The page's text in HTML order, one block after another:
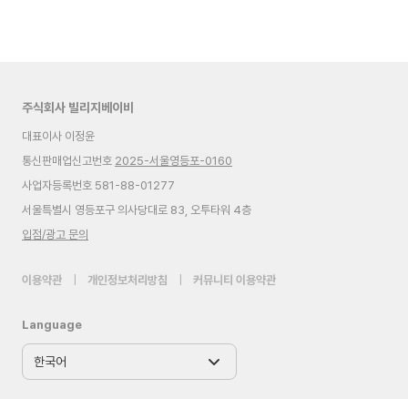
주식회사 빌리지베이비
대표이사 이정윤
통신판매업신고번호 2025-서울영등포-0160
사업자등록번호 581-88-01277
서울특별시 영등포구 의사당대로 83, 오투타워 4층
입점/광고 문의
이용약관 개인정보처리방침 커뮤니티 이용약관
Language